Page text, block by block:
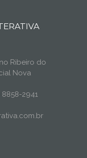
Ribeiro do
Nova
8858-2941